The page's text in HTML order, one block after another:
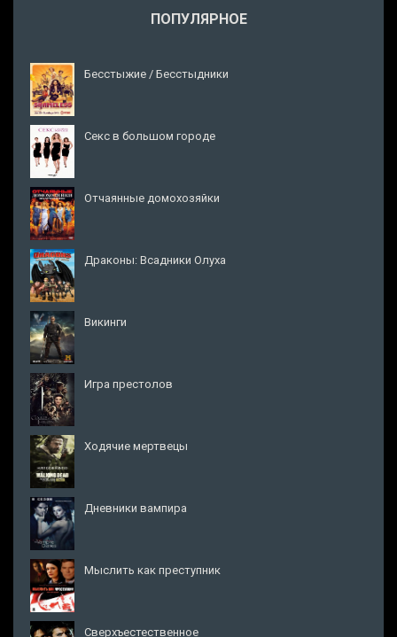
ПОПУЛЯРНОЕ
Бесстыжие / Бесстыдники
Секс в большом городе
Отчаянные домохозяйки
Драконы: Всадники Олуха
Викинги
Игра престолов
Ходячие мертвецы
Дневники вампира
Мыслить как преступник
Сверхъестественное